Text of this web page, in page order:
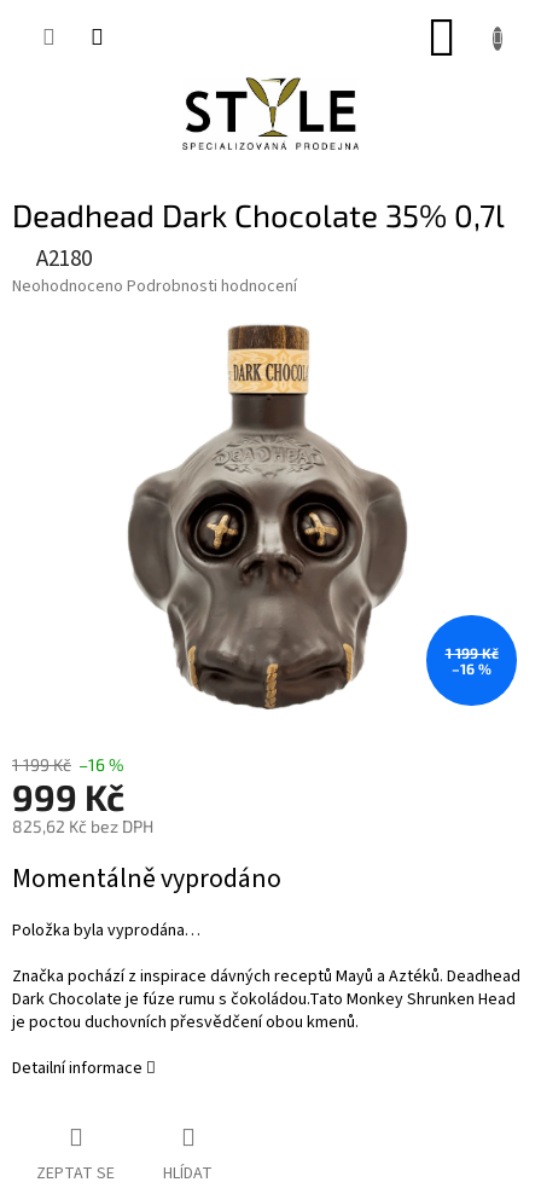
Deadhead Dark Chocolate 35% 0,7l
A2180
Průměrné
Neohodnoceno Podrobnosti hodnocení
1 199 Kč
–16 %
1 199 Kč –16 %
999 Kč
825,62 Kč bez DPH
cena:
Momentálně vyprodáno
Položka byla vyprodána…
Značka pochází z inspirace dávných receptů Mayů a Aztéků. Deadhead
Dark Chocolate je fúze rumu s čokoládou.Tato Monkey Shrunken Head
je poctou duchovních přesvědčení obou kmenů.
Detailní informace
ZEPTAT SE HLÍDAT